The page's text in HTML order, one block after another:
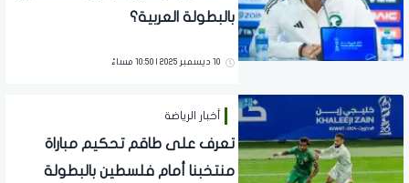
بالبطولة العربية؟
10 ديسمبر 2025 | 10:50 مساءً
أخبار الرياضة
تعرف على طاقم تحكيم مباراة
منتخبنا أمام فلسطين بالبطولة